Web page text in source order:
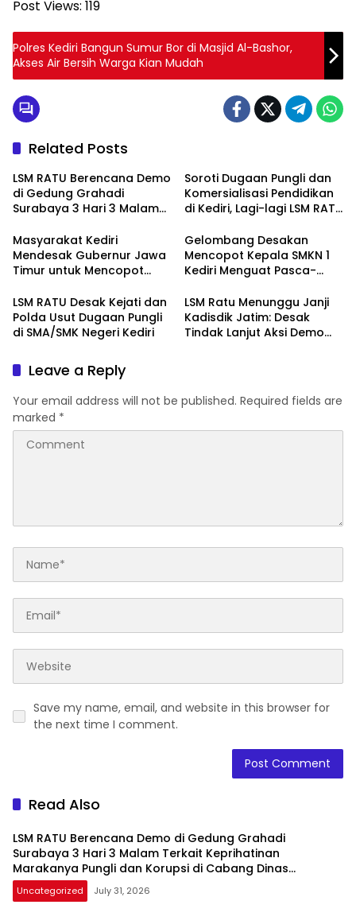
Post Views: 119
Polres Kediri Bangun Sumur Bor di Masjid Al-Bashor,
Akses Air Bersih Warga Kian Mudah
Related Posts
LSM RATU Berencana Demo
di Gedung Grahadi
Surabaya 3 Hari 3 Malam
Marakanya Pungli dan
Korupsi di Cabang Dinas
Pendidikan Kediri
Soroti Dugaan Pungli dan
Komersialisasi Pendidikan
di Kediri, Lagi-lagi LSM RATU
Pemberitahuan Aksi Damai
ke Polrestabes Surabaya
Masyarakat Kediri
Mendesak Gubernur Jawa
Timur untuk Mencopot
Carut Marutnya Pendidikan
di Kediri
Gelombang Desakan
Mencopot Kepala SMKN 1
Kediri Menguat Pasca-
dan Doxing
LSM RATU Desak Kejati dan
Polda Usut Dugaan Pungli
di SMA/SMK Negeri Kediri
LSM Ratu Menunggu Janji
Kadisdik Jatim: Desak
Tindak Lanjut Aksi Demo
Leave a Reply
Your email address will not be published. Required fields are
marked *
Save my name, email, and website in this browser for
the next time I comment.
Read Also
LSM RATU Berencana Demo di Gedung Grahadi
Surabaya 3 Hari 3 Malam Terkait Keprihatinan
Marakanya Pungli dan Korupsi di Cabang Dinas
Pendidikan Kediri
Uncategorized July 31, 2026